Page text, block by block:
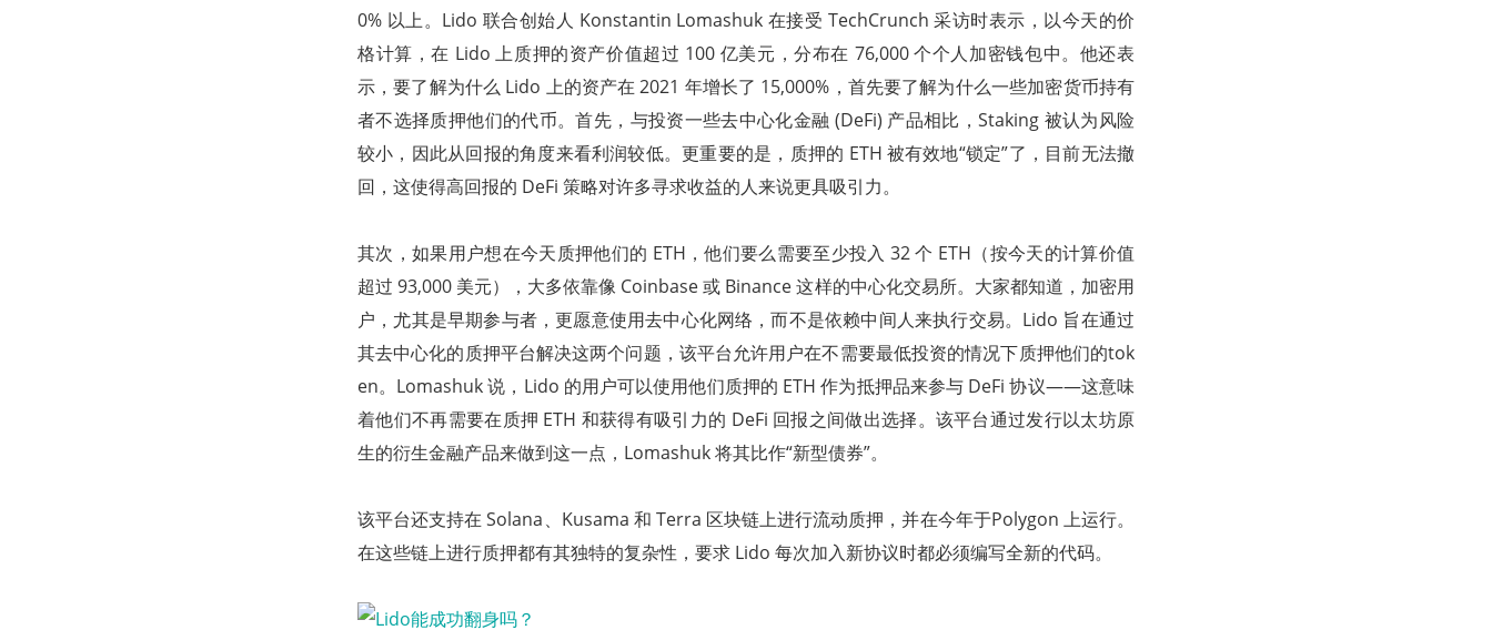
0% 以上。Lido 联合创始人 Konstantin Lomashuk 在接受 TechCrunch 采访时表示，以今天的价
格计算，在 Lido 上质押的资产价值超过 100 亿美元，分布在 76,000 个个人加密钱包中。他还表
示，要了解为什么 Lido 上的资产在 2021 年增长了 15,000%，首先要了解为什么一些加密货币持有
者不选择质押他们的代币。首先，与投资一些去中心化金融 (DeFi) 产品相比，Staking 被认为风险
较小，因此从回报的角度来看利润较低。更重要的是，质押的 ETH 被有效地“锁定”了，目前无法撤
回，这使得高回报的 DeFi 策略对许多寻求收益的人来说更具吸引力。
其次，如果用户想在今天质押他们的 ETH，他们要么需要至少投入 32 个 ETH（按今天的计算价值
超过 93,000 美元），大多依靠像 Coinbase 或 Binance 这样的中心化交易所。大家都知道，加密用
户，尤其是早期参与者，更愿意使用去中心化网络，而不是依赖中间人来执行交易。Lido 旨在通过
其去中心化的质押平台解决这两个问题，该平台允许用户在不需要最低投资的情况下质押他们的tok
en。Lomashuk 说，Lido 的用户可以使用他们质押的 ETH 作为抵押品来参与 DeFi 协议——这意味
着他们不再需要在质押 ETH 和获得有吸引力的 DeFi 回报之间做出选择。该平台通过发行以太坊原
生的衍生金融产品来做到这一点，Lomashuk 将其比作“新型债券”。
该平台还支持在 Solana、Kusama 和 Terra 区块链上进行流动质押，并在今年于Polygon 上运行。
在这些链上进行质押都有其独特的复杂性，要求 Lido 每次加入新协议时都必须编写全新的代码。